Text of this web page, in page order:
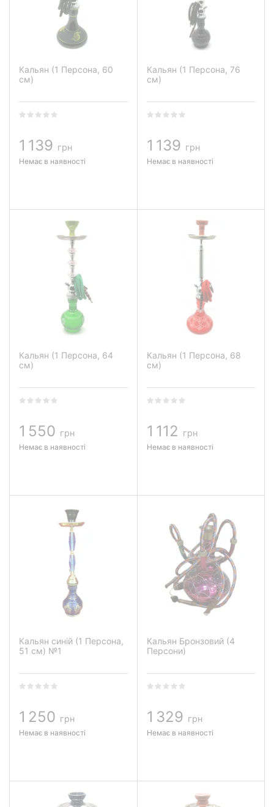
Кальян (1 Персона, 60
см)
1 139 грн
Немає в наявності
Кальян (1 Персона, 76
см)
1 139 грн
Немає в наявності
Кальян (1 Персона, 64
см)
1 550 грн
Немає в наявності
Кальян (1 Персона, 68
см)
1 112 грн
Немає в наявності
Кальян синій (1 Персона,
51 см) №1
1 250 грн
Немає в наявності
Кальян Бронзовий (4
Персони)
1 329 грн
Немає в наявності